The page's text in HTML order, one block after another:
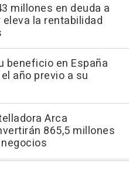
millones en deuda a
la rentabilidad
beneficio en España
año previo a su
Arca
865,5 millones